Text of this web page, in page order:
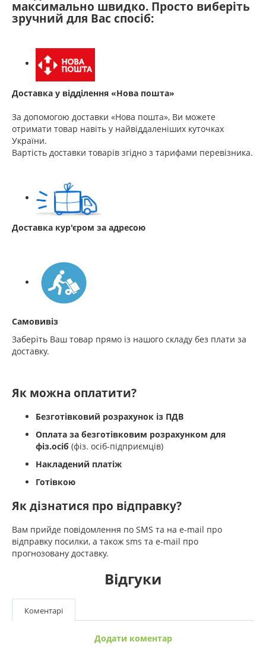
максимально швидко. Просто виберіть
зручний для Вас спосіб:
Доставка у відділення «Нова пошта»
За допомогою доставки «Нова пошта», Ви можете
отримати товар навіть у найвіддаленіших куточках
України.
Вартість доставки товарів згідно з тарифами перевізника.
Доставка кур'єром за адресою
Самовивіз
Заберіть Ваш товар прямо із нашого складу без плати за
доставку.
Як можна оплатити?
Безготівковий розрахунок із ПДВ
Оплата за безготівковим розрахунком для
фіз.осіб (фіз. осіб-підприємців)
Накладений платіж
Готівкою
Як дізнатися про відправку?
Вам прийде повідомлення по SMS та на e-mail про
відправку посилки, а також sms та e-mail про
прогнозовану доставку.
Відгуки
Коментарі
Додати коментар